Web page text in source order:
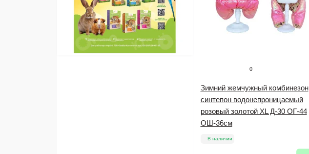
0
Зимний жемчужный комбинезон
синтепон водонепроницаемый
розовый золотой XL Д-30 ОГ-44
ОШ-36см
В наличии